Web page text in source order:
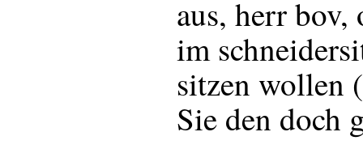
aus, herr
im
sitzen wollen
Sie den doch